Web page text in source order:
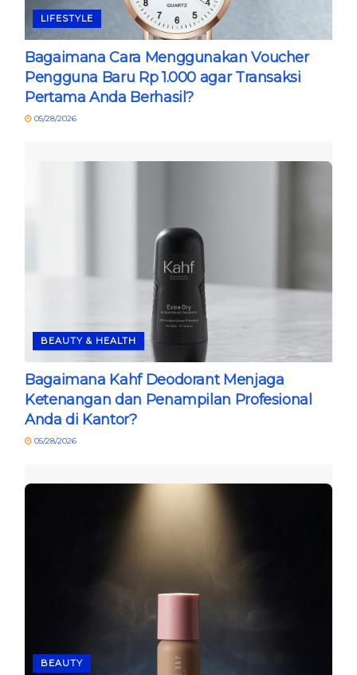
LIFESTYLE
Bagaimana Cara Menggunakan Voucher
Pengguna Baru Rp 1.000 agar Transaksi
Pertama Anda Berhasil?
05/28/2026
BEAUTY & HEALTH
Bagaimana Kahf Deodorant Menjaga
Ketenangan dan Penampilan Profesional
Anda di Kantor?
05/28/2026
BEAUTY